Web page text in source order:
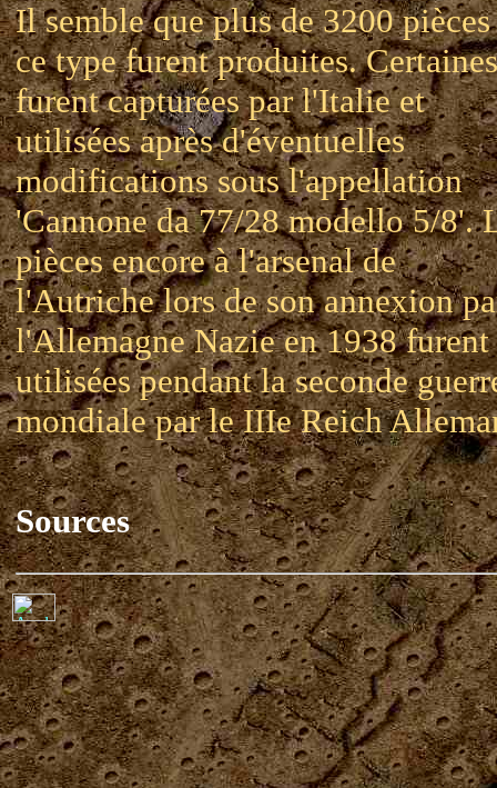
Il semble que plus de 3200 pièces
ce type furent produites. Certaines
furent capturées par l'Italie et
utilisées après d'éventuelles
modifications sous l'appellation
'Cannone da 77/28 modello 5/8'.
pièces encore à l'arsenal de
l'Autriche lors de son annexion
l'Allemagne Nazie en 1938 furent
utilisées pendant la seconde
mondiale par le IIIe Reich
Sources